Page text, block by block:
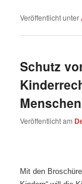
Veröffentlicht unter
Schutz
Veröffentlicht am
Mit den